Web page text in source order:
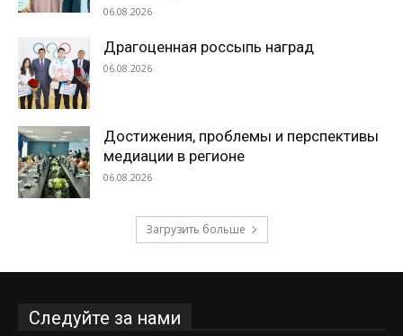
06.08.2026
Драгоценная россыпь наград
06.08.2026
Достижения, проблемы и перспективы
медиации в регионе
06.08.2026
Загрузить больше
Следуйте за нами